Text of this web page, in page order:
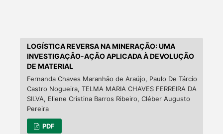
LOGÍSTICA REVERSA NA MINERAÇÃO: UMA
INVESTIGAÇÃO-AÇÃO APLICADA À DEVOLUÇÃO
DE MATERIAL
Fernanda Chaves Maranhão de Araújo, Paulo De Tárcio
Castro Nogueira, TELMA MARIA CHAVES FERREIRA DA
SILVA, Eliene Cristina Barros Ribeiro, Cléber Augusto
Pereira
PDF